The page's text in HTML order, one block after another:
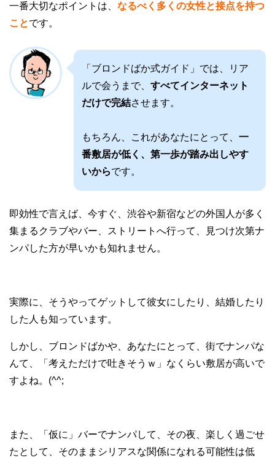
一番大切なポイントは、 なるべく多くの女性と接点を持つ
ことです。
「ブロンドばか式ガイド」では、リア
ルで会うまで、 すべてインターネット
だけで完結させます。
もちろん、これがあなたにとって、 一
番敷居が低く、第一歩が踏み出しやす
いからです。
即効性で言えば、今すぐ、渋谷や新宿などの外国人が多く
集まるクラブやバー、ストリートへ行って、見つけ次第ナ
ンパした方が早いかも知れません。
実際に、そうやってゲットして彼女にしたり、結婚したり
した人も知っています。
しかし、ブロンドばかや、あなたにとって、街でナンパな
んて、「考えただけで吐きそうｗ」なくらい敷居が高いで
すよね。(^^;
また、「仮に」バーでナンパして、その夜、楽しく過ごせ
たとして、そのままシリアスな関係になれる可能性は低